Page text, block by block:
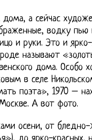
а сейчас
водку
и руки. Это и
называют
дома. Особо
в селе
поэта», 1970 –
А вот фото.
осени, от